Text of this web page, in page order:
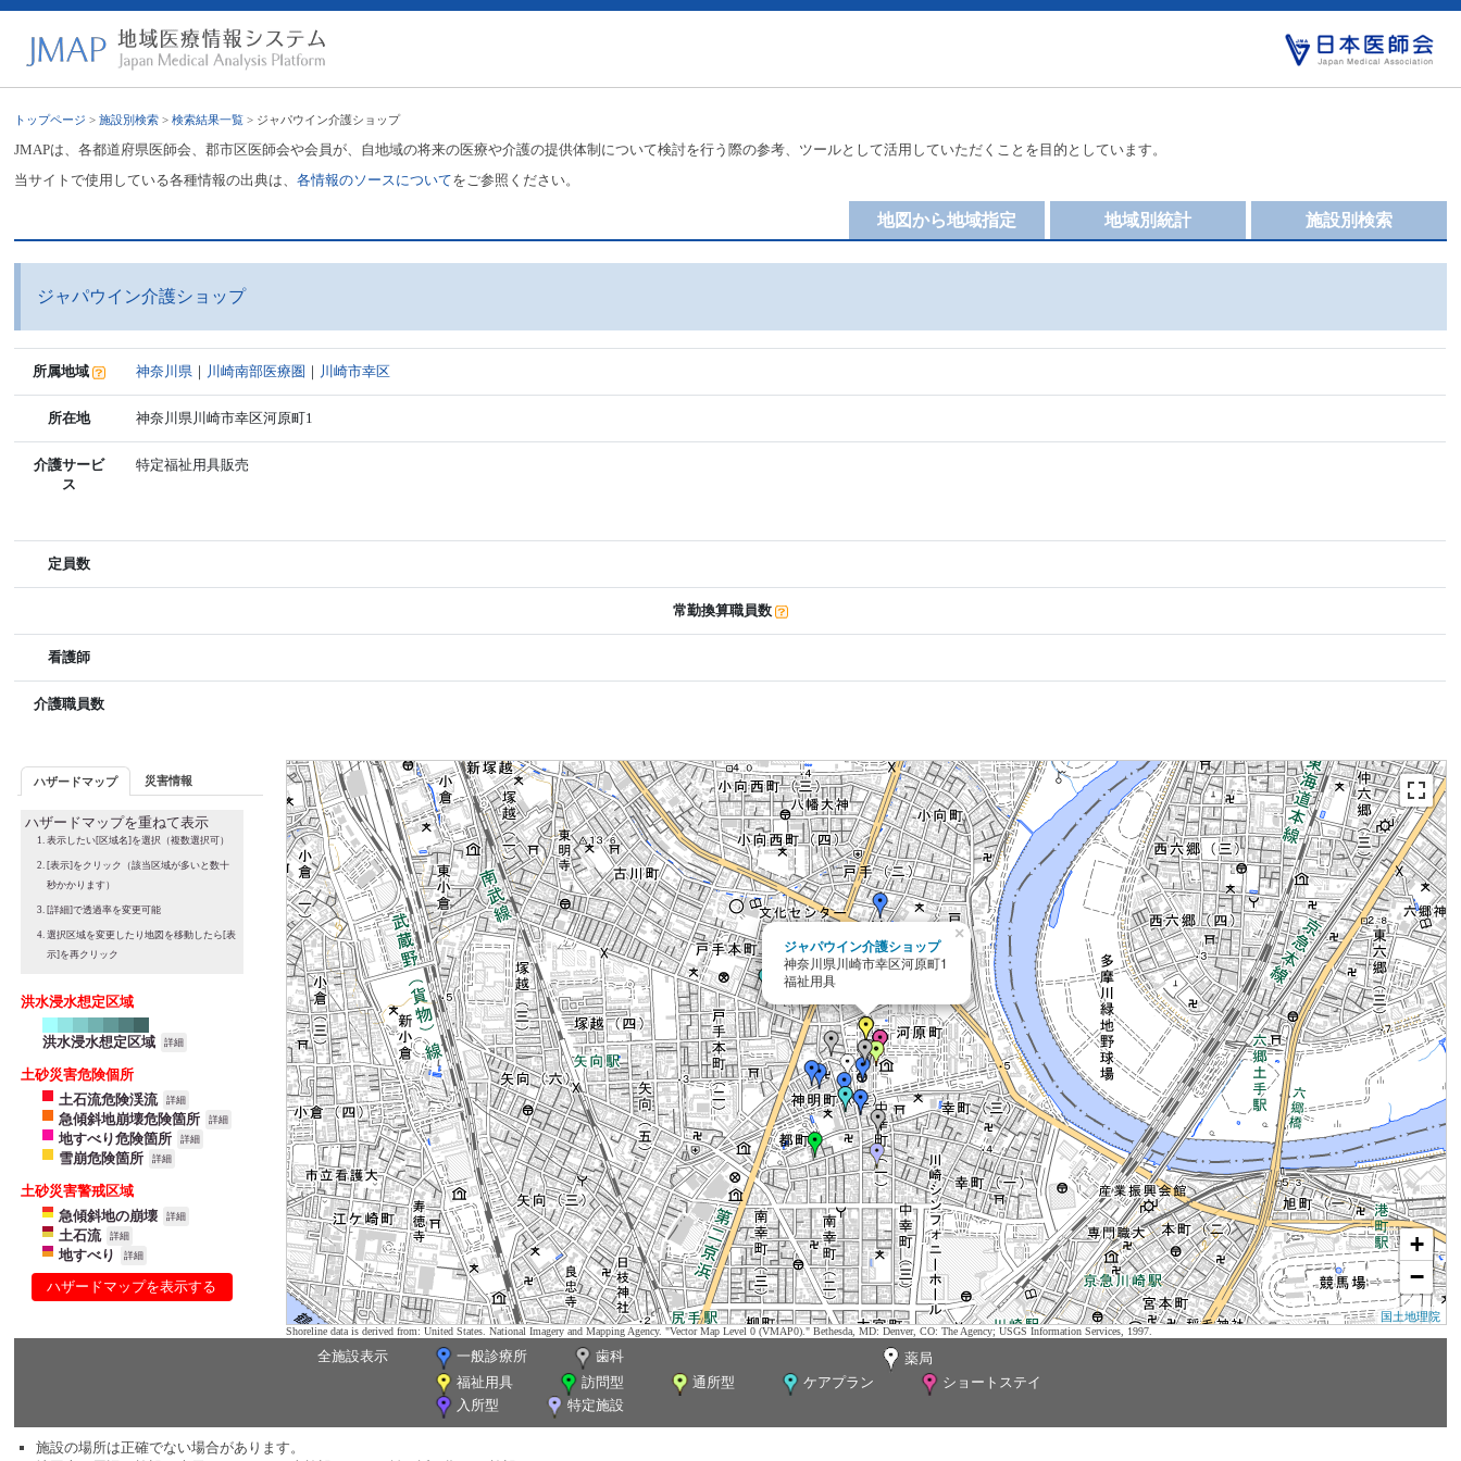
トップページ >施設別検索 >検索結果一覧 > ジャパウイン介護ショップ
JMAPは、各都道府県医師会、郡市区医師会や会員が、自地域の将来の医療や介護の提供体制について検討を行う際の参考、ツールとして活用していただくことを目的としています。
当サイトで使用している各種情報の出典は、各情報のソースについてをご参照ください。
施設別検索
地域別統計
地図から地域指定
ジャパウイン介護ショップ
所属地域 神奈川県 ｜ 川崎南部医療圏 ｜ 川崎市幸区
所在地 神奈川県川崎市幸区河原町1
介護サービ
ス
特定福祉用具販売
定員数
常勤換算職員数
看護師
介護職員数
ハザードマップ 災害情報
ハザードマップを重ねて表示
表示したい[区域名]を選択（複数選択可）
[表示]をクリック（該当区域が多いと数十
秒かかります）
[詳細]で透過率を変更可能
選択区域を変更したり地図を移動したら[表
示]を再クリック
洪水浸水想定区域
洪水浸水想定区域 詳細
土砂災害危険個所
土石流危険渓流
詳細
急傾斜地崩壊危険箇所 詳細
地すべり危険箇所 詳細
雪崩危険箇所 詳細
土砂災害警戒区域
急傾斜地の崩壊
詳細
土石流 詳細
地すべり 詳細
ハザードマップを表示する
ジャパウイン介護ショップ
神奈川県川崎市幸区河原町1
福祉用具
×
+
−
国土地理院
Shoreline data is derived from: United States. National Imagery and Mapping Agency. "Vector Map Level 0 (VMAP0)." Bethesda, MD: Denver, CO: The Agency; USGS Information Services, 1997.
全施設表示 一般診療所 歯科
薬局
福祉用具
訪問型 通所型 ケアプラン
ショートステイ
入所型
特定施設
施設の場所は正確でない場合があります。